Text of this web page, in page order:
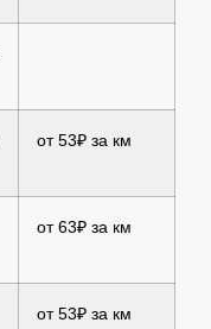
от 53₽ за км
от 63₽ за км
от 53₽ за км